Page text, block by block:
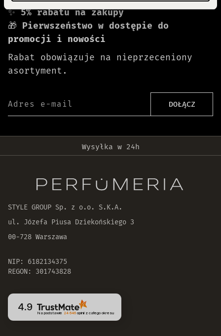
✨5% rabatu na zakupy
🎁 Pierwszeństwo w dostępie do
promocji i nowości
Rabat obowiązuje na nieprzeceniony
asortyment.
Adres e-mail DOŁĄCZ
Wysyłka w 24h
30 dni na zwrot zamówienia
STYLE GROUP Sp. z o.o. S.K.A.
ul. Józefa Piusa Dziekońskiego 3
00-728 Warszawa
NIP: 6182134375
REGON: 301743828
4.9
Na podstawie 24 646opinii z całego okresu